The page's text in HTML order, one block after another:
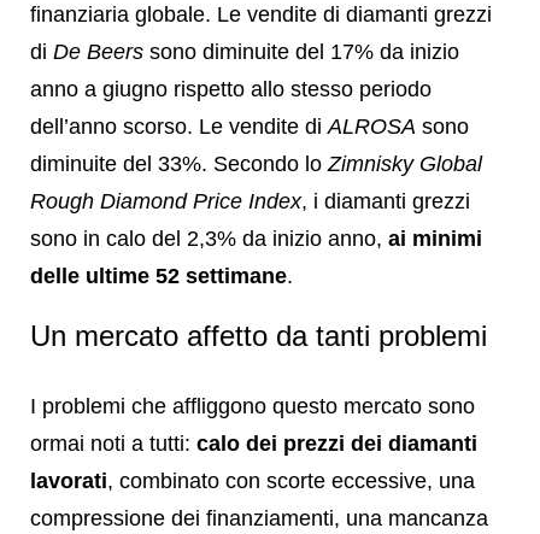
finanziaria globale. Le vendite di diamanti grezzi
di De Beers sono diminuite del 17% da inizio
anno a giugno rispetto allo stesso periodo
dell’anno scorso. Le vendite di ALROSA sono
diminuite del 33%. Secondo lo Zimnisky Global
Rough Diamond Price Index, i diamanti grezzi
sono in calo del 2,3% da inizio anno, ai minimi
delle ultime 52 settimane.
Un mercato affetto da tanti problemi
I problemi che affliggono questo mercato sono
ormai noti a tutti: calo dei prezzi dei diamanti
lavorati, combinato con scorte eccessive, una
compressione dei finanziamenti, una mancanza